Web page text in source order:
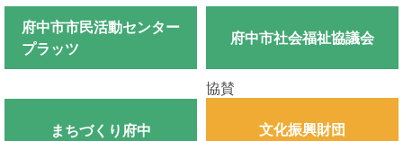
府中市市民活動センター
プラッツ
府中市社会福祉協議会
まちづくり府中
協賛
文化振興財団